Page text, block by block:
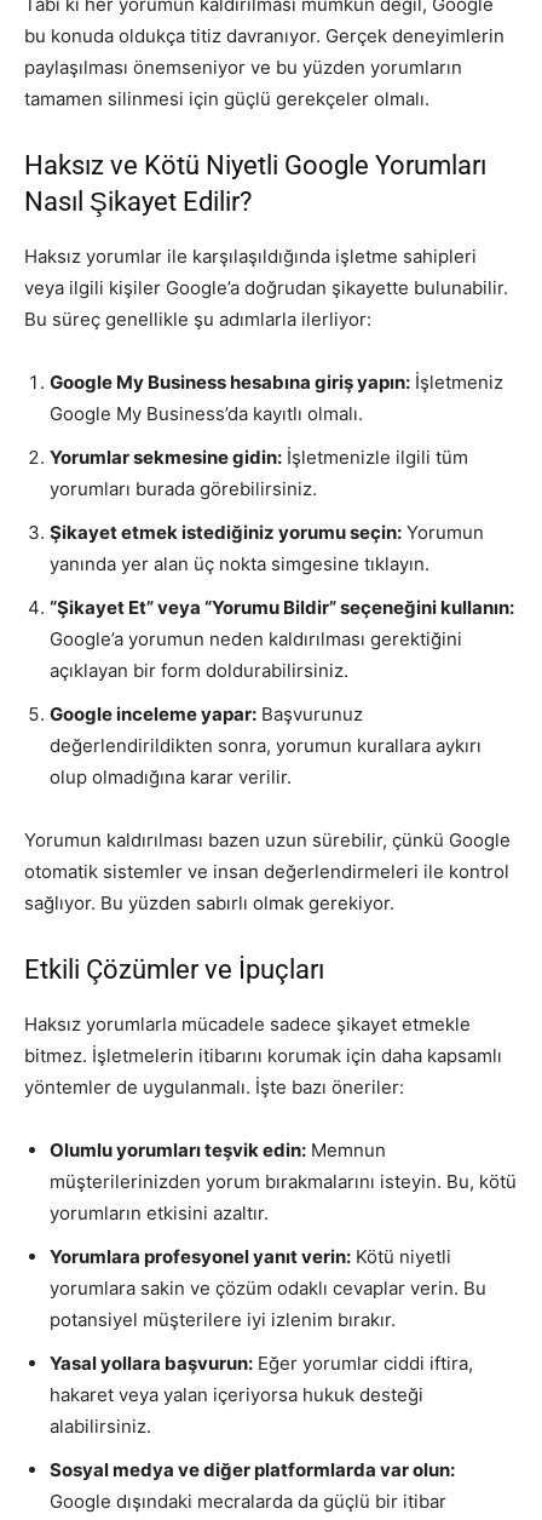
bu konuda oldukça titiz davranıyor. Gerçek deneyimlerin
paylaşılması önemseniyor ve bu yüzden yorumların
tamamen silinmesi için güçlü gerekçeler olmalı.
Haksız ve Kötü Niyetli Google Yorumları
Nasıl Şikayet Edilir?
Haksız yorumlar ile karşılaşıldığında işletme sahipleri
veya ilgili kişiler Google’a doğrudan şikayette bulunabilir.
Bu süreç genellikle şu adımlarla ilerliyor:
Google My Business hesabına giriş yapın: İşletmeniz
Google My Business’da kayıtlı olmalı.
Yorumlar sekmesine gidin: İşletmenizle ilgili tüm
yorumları burada görebilirsiniz.
Şikayet etmek istediğiniz yorumu seçin: Yorumun
yanında yer alan üç nokta simgesine tıklayın.
“Şikayet Et” veya “Yorumu Bildir” seçeneğini kullanın:
Google’a yorumun neden kaldırılması gerektiğini
açıklayan bir form doldurabilirsiniz.
Google inceleme yapar: Başvurunuz
değerlendirildikten sonra, yorumun kurallara aykırı
olup olmadığına karar verilir.
Yorumun kaldırılması bazen uzun sürebilir, çünkü Google
otomatik sistemler ve insan değerlendirmeleri ile kontrol
sağlıyor. Bu yüzden sabırlı olmak gerekiyor.
Etkili Çözümler ve İpuçları
Haksız yorumlarla mücadele sadece şikayet etmekle
bitmez. İşletmelerin itibarını korumak için daha kapsamlı
yöntemler de uygulanmalı. İşte bazı öneriler:
Olumlu yorumları teşvik edin: Memnun
müşterilerinizden yorum bırakmalarını isteyin. Bu, kötü
yorumların etkisini azaltır.
Yorumlara profesyonel yanıt verin: Kötü niyetli
yorumlara sakin ve çözüm odaklı cevaplar verin. Bu
potansiyel müşterilere iyi izlenim bırakır.
Yasal yollara başvurun: Eğer yorumlar ciddi iftira,
hakaret veya yalan içeriyorsa hukuk desteği
alabilirsiniz.
Sosyal medya ve diğer platformlarda var olun:
Google dışındaki mecralarda da güçlü bir itibar